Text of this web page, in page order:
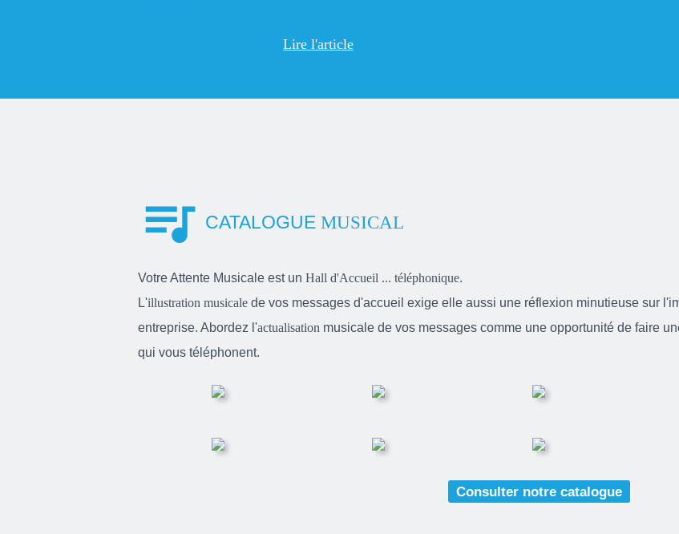
Lire l'article
queue_music CATALOGUE MUSICAL
Votre Attente Musicale est un Hall d'Accueil ... téléphonique.
L'illustration musicale de vos messages d'accueil exige elle aussi une réflexion minutieuse sur
entreprise. Abordez l'actualisation musicale de vos messages comme une opportunité de faire
qui vous téléphonent.
Consulter notre catalogue